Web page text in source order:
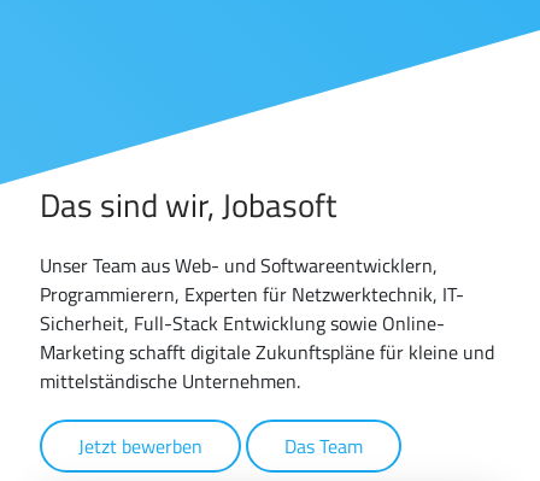
Das sind wir, Jobasoft
Unser Team aus Web- und Softwareentwicklern,
Programmierern, Experten für Netzwerktechnik, IT-
Sicherheit, Full-Stack Entwicklung sowie Online-
Marketing schafft digitale Zukunftspläne für kleine und
mittelständische Unternehmen.
Jetzt bewerben Das Team